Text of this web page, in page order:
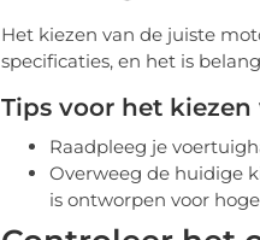
Het kiezen van de juiste
specificaties, en het is
Tips voor het
Raadpleeg je
Overweeg de huidige
is ontworpen voor